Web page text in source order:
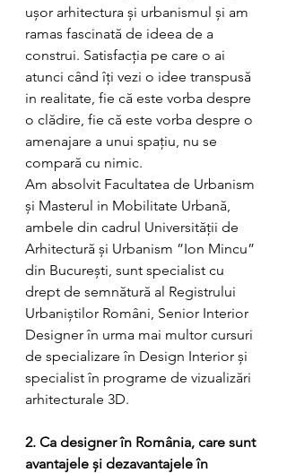
ușor arhitectura și urbanismul și am
ramas fascinată de ideea de a
construi. Satisfacția pe care o ai
atunci când îți vezi o idee transpusă
in realitate, fie că este vorba despre
o clădire, fie că este vorba despre o
amenajare a unui spațiu, nu se
compară cu nimic.
Am absolvit Facultatea de Urbanism
și Masterul in Mobilitate Urbană,
ambele din cadrul Universității de
Arhitectură și Urbanism ”Ion Mincu”
din București, sunt specialist cu
drept de semnătură al Registrului
Urbaniștilor Români, Senior Interior
Designer în urma mai multor cursuri
de specializare în Design Interior și
specialist în programe de vizualizări
arhitecturale 3D.
2. Ca designer în România, care sunt
avantajele și dezavantajele în